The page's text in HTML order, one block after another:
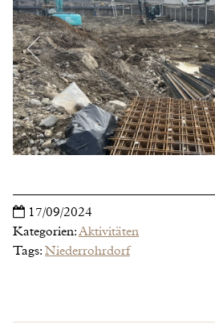
17/09/2024
Kategorien:Aktivitäten
Tags: Niederrohrdorf